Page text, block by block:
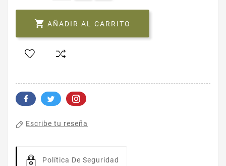
 AÑADIR AL CARRITO
Escribe tu reseña
Política De Seguridad